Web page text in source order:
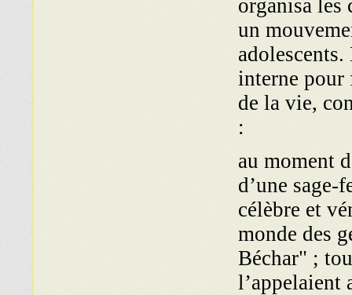
organisa les
un
interne pour
de la vie,
:
au moment
d’une sage-
célèbre et
monde des
Béchar" ;
l’appelaient